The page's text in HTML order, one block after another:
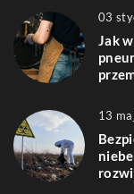
03
Jak
13